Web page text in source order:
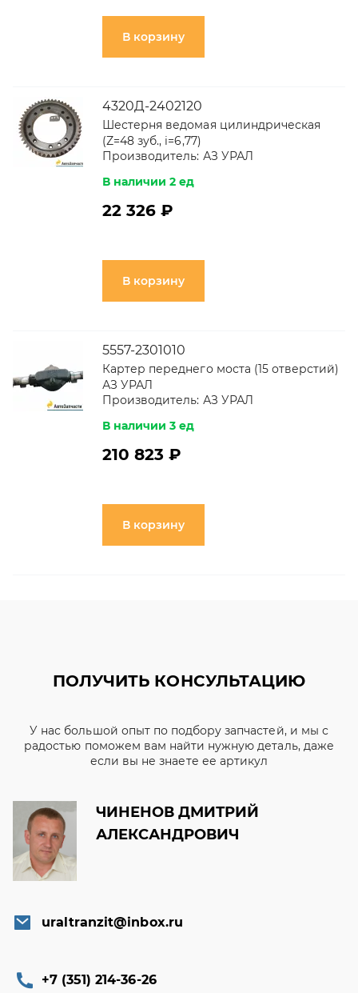
В корзину
4320Д-2402120
Шестерня ведомая цилиндрическая
(Z=48 зуб., i=6,77)
Производитель: АЗ УРАЛ
В наличии 2 ед
22 326 ₽
В корзину
5557-2301010
Картер переднего моста (15 отверстий)
АЗ УРАЛ
Производитель: АЗ УРАЛ
В наличии 3 ед
210 823 ₽
В корзину
ПОЛУЧИТЬ КОНСУЛЬТАЦИЮ
У нас большой опыт по подбору запчастей, и мы с
радостью поможем вам найти нужную деталь, даже
если вы не знаете ее артикул
ЧИНЕНОВ ДМИТРИЙ
АЛЕКСАНДРОВИЧ
uraltranzit@inbox.ru
+7 (351) 214-36-26